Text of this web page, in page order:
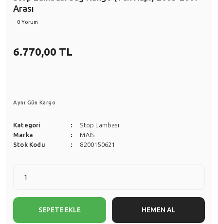
Arası
0 Yorum
6.770,00 TL
Aynı Gün Kargo
Kategori
Stop Lambası
Marka
MAİS
Stok Kodu
8200150621
SEPETE EKLE HEMEN AL